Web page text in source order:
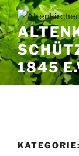
1845
KATEGORIE: